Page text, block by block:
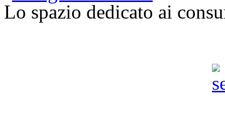
Lo spazio dedicato ai